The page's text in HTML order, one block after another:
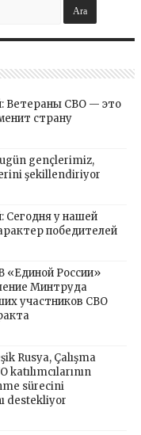
Ветераны СВО — это
страну
gençlerimiz,
şekillendiriyor
Сегодня у нашей
победителей
«Единой России»
Минтруда
участников СВО
Rusya, Çalışma
katılımcılarının
sürecini
destekliyor